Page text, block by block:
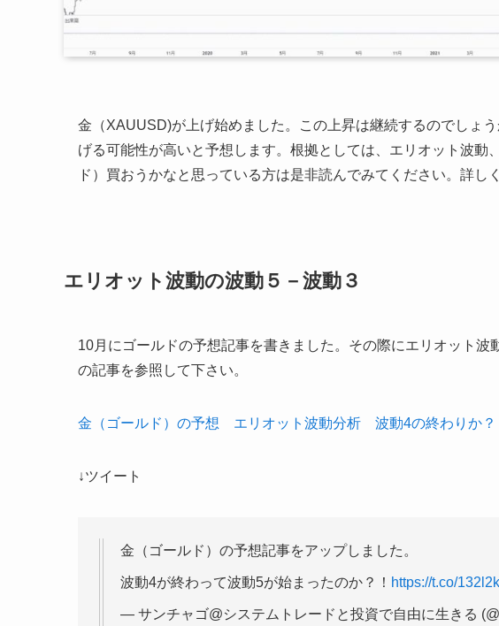
金（XAUUSD)が上げ始めました。この上昇は継続するのでしょ
げる可能性が高いと予想します。根拠としては、エリオット波動
ド）買おうかなと思っている方は是非読んでみてください。詳し
エリオット波動の波動５－波動３
10月にゴールドの予想記事を書きました。その際にエリオット波
の記事を参照して下さい。
金（ゴールド）の予想 エリオット波動分析 波動4の終わりか？
↓ツイート
金（ゴールド）の予想記事をアップしました。
波動4が終わって波動5が始まったのか？！ https://t.co/
— サンチャゴ@システムトレードと投資で自由に生きる